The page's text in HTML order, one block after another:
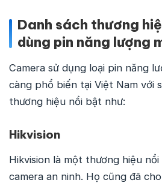
Danh sách thương
dùng pin năng lượng
Camera sử dụng loại pin năng
càng phổ biến tại Việt Nam với
thương hiệu nổi bật như:
Hikvision
Hikvision là một thương hiệu
camera an ninh. Họ cũng đã